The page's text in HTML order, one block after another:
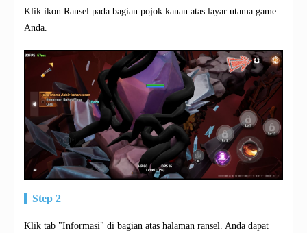
Klik ikon Ransel pada bagian pojok kanan atas layar utama game
Anda.
Step 2
Klik tab "Informasi" di bagian atas halaman ransel. Anda dapat